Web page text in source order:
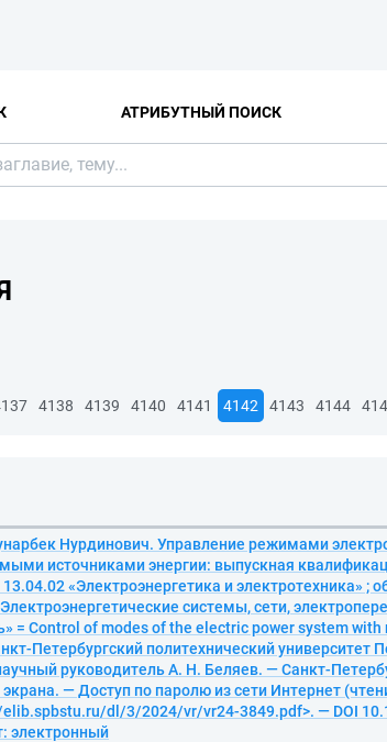
АТРИБУТНЫЙ ПОИСК
4138 4139 4140 4141 4142 4143 4144
Нурдинович. Управление режимами
источниками энергии: выпускная
«Электроэнергетика и электротехника» ;
системы, сети,
= Control of modes of the electric power system
Петербургский политехнический университет
руководитель А. Н. Беляев. — Санкт-
экрана. — Доступ по паролю из сети Интернет
dl/3/2024/vr/vr24-3849.pdf>. — DOI
электронный